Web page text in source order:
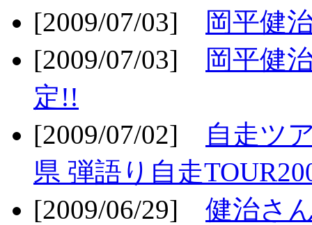
[2009/07/03]
岡平健
[2009/07/03]
岡平健
定!!
[2009/07/02]
自走ツ
県 弾語り自走
[2009/06/29] 健治さ